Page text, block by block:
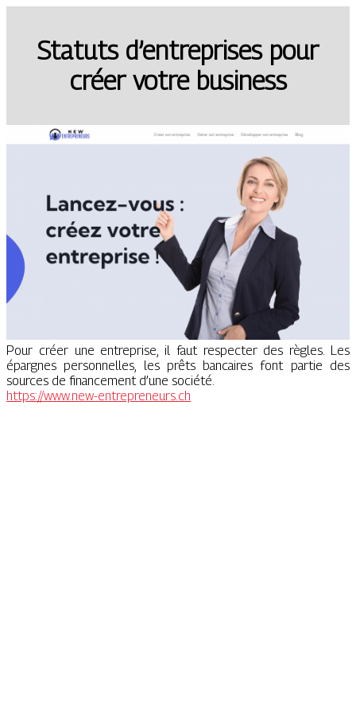
Statuts d’entreprises pour
créer votre business
Pour créer une entreprise, il faut respecter des règles. Les
épargnes personnelles, les prêts bancaires font partie des
sources de financement d’une société.
https://www.new-entrepreneurs.ch